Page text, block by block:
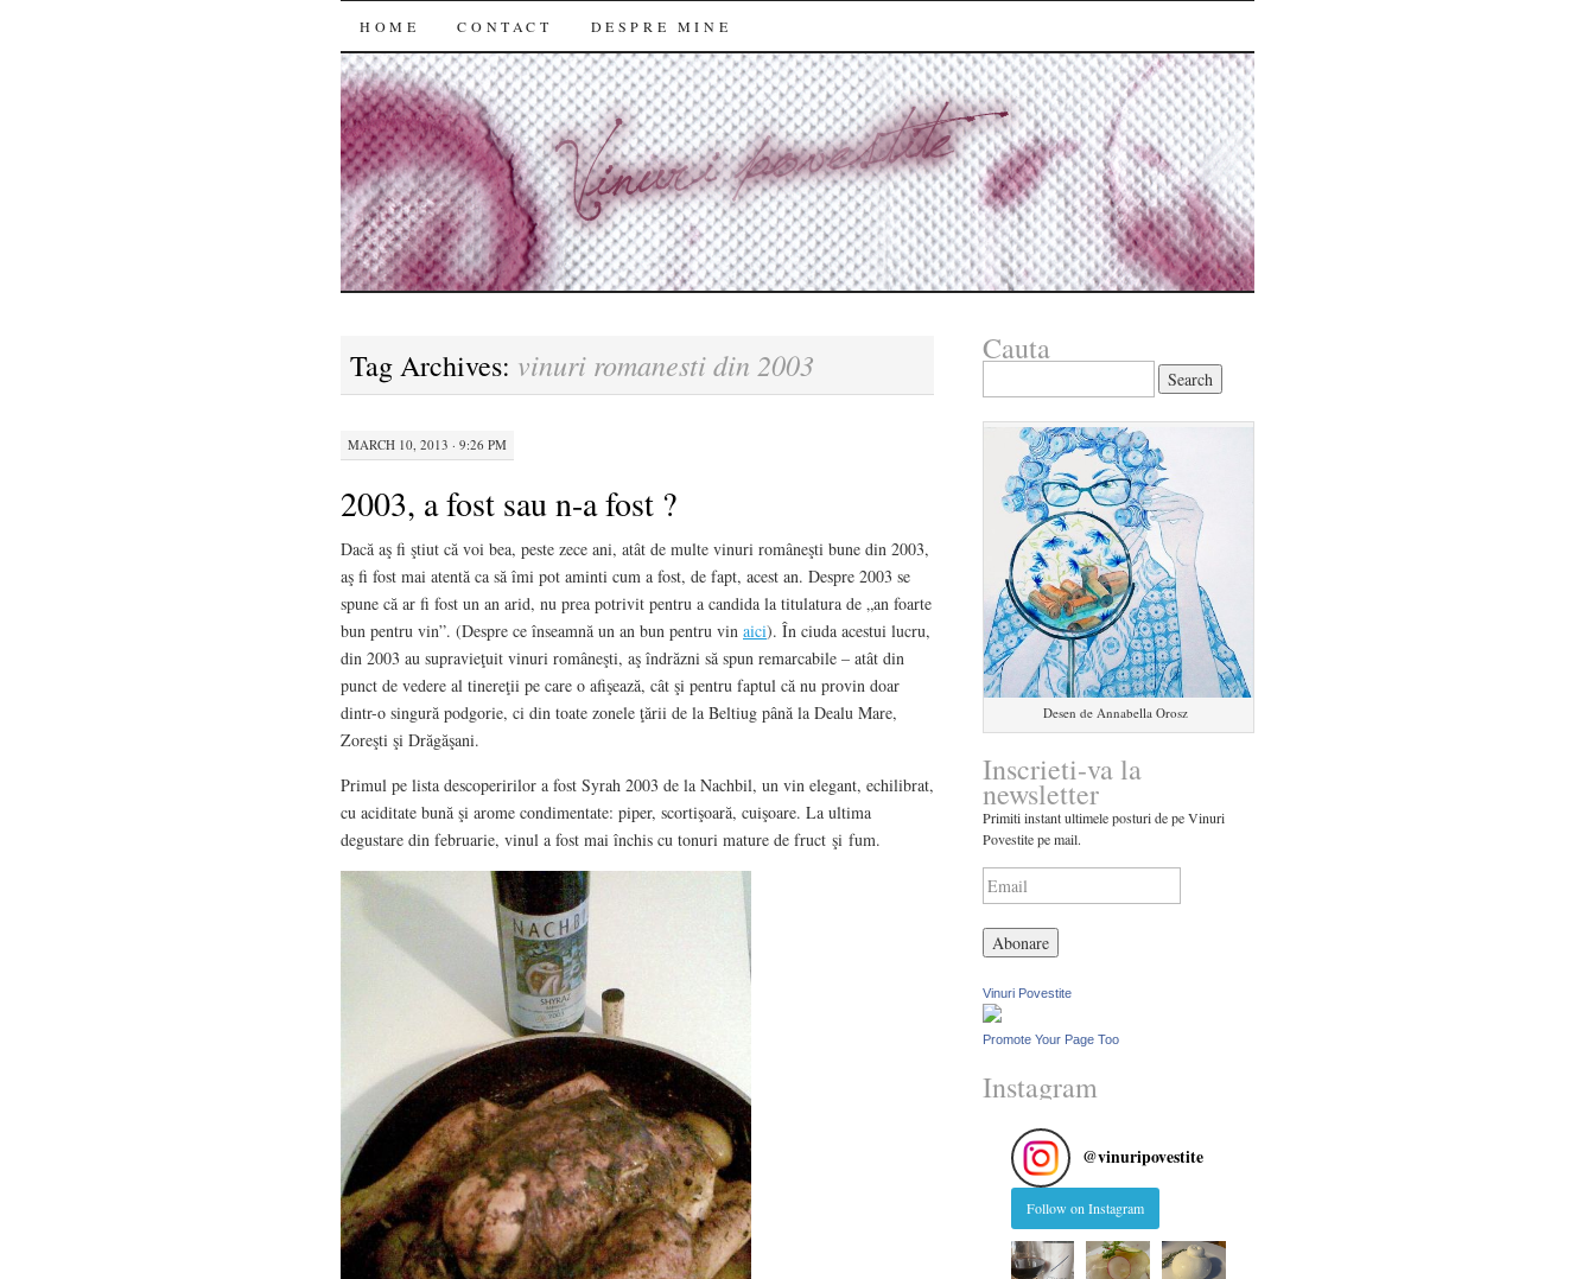
SKIP
TO
CONTENT
HOME CONTACT DESPRE MINE
Tag Archives: vinuri romanesti din 2003
MARCH 10, 2013 · 9:26 PM
2003, a fost sau n-a fost ?
Dacă aş fi ştiut că voi bea, peste zece ani, atât de multe vinuri româneşti bune din 2003,
aş fi fost mai atentă ca să îmi pot aminti cum a fost, de fapt, acest an. Despre 2003 se
spune că ar fi fost un an arid, nu prea potrivit pentru a candida la titulatura de „an foarte
bun pentru vin”. (Despre ce înseamnă un an bun pentru vin aici). În ciuda acestui lucru,
din 2003 au supravieţuit vinuri româneşti, aş îndrăzni să spun remarcabile – atât din
punct de vedere al tinereţii pe care o afişează, cât şi pentru faptul că nu provin doar
dintr-o singură podgorie, ci din toate zonele ţării de la Beltiug până la Dealu Mare,
Zoreşti şi Drăgăşani.
Primul pe lista descoperirilor a fost Syrah 2003 de la Nachbil, un vin elegant, echilibrat,
cu aciditate bună şi arome condimentate: piper, scortişoară, cuişoare. La ultima
degustare din februarie, vinul a fost mai închis cu tonuri mature de fruct şi fum.
Cauta
Desen de Annabella Orosz
Inscrieti-va la
newsletter
Primiti instant ultimele posturi de pe Vinuri
Povestite pe mail.
Vinuri Povestite
Promote Your Page Too
Instagram
@vinuripovestite
Follow on Instagram